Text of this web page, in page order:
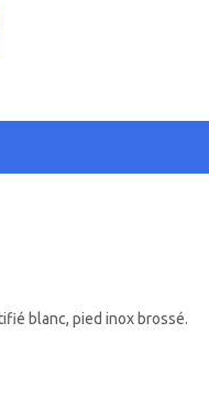
blanc, pied inox brossé.